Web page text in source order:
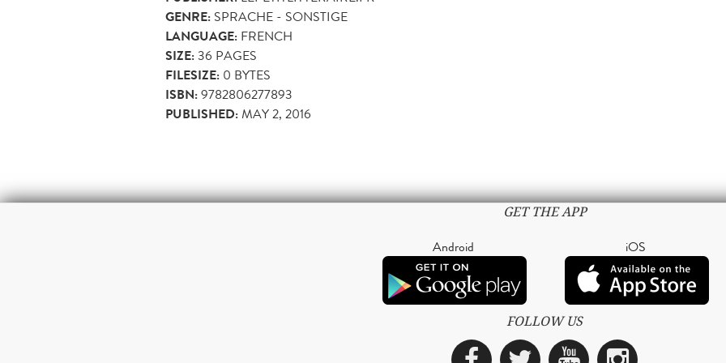
GENRE: SPRACHE - SONSTIGE
LANGUAGE: FRENCH
SIZE:36 PAGES
FILESIZE: 0 BYTES
ISBN:9782806277893
PUBLISHED:MAY 2, 2016
GET THE APP
Android iOS
FOLLOW US